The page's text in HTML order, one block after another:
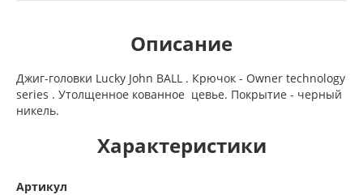
Описание
Джиг-головки Lucky John BALL . Крючок - Owner technology
series . Утолщенное кованное цевье. Покрытие - черный
никель.
Характеристики
Артикул